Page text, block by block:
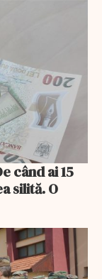
când ai 15
silită. O